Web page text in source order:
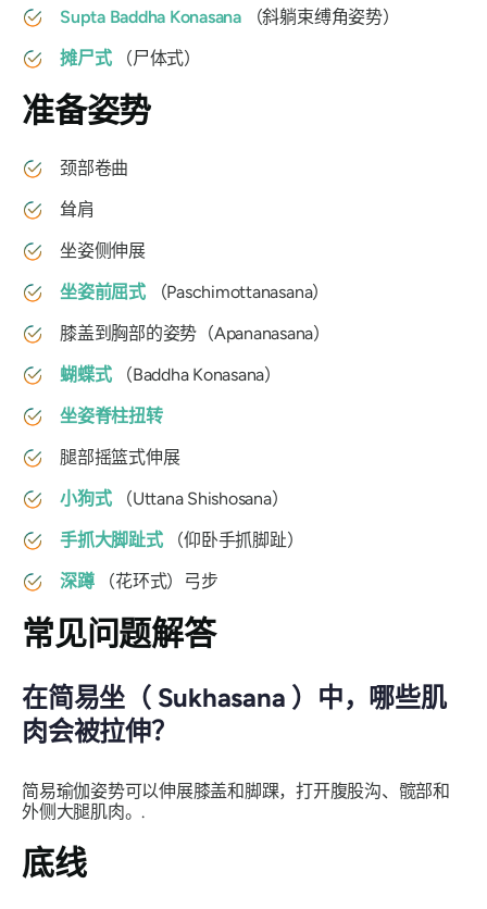
Supta Baddha Konasana（斜躺束缚角姿势）
摊尸式（尸体式）
准备姿势
颈部卷曲
耸肩
坐姿侧伸展
坐姿前屈式（Paschimottanasana）
膝盖到胸部的姿势（Apananasana）
蝴蝶式（Baddha Konasana）
坐姿脊柱扭转
腿部摇篮式伸展
小狗式（Uttana Shishosana）
手抓大脚趾式（仰卧手抓脚趾）
深蹲（花环式）弓步
常见问题解答
在简易坐（ Sukhasana ）中，哪些肌
肉会被拉伸？
简易瑜伽姿势可以伸展膝盖和脚踝，打开腹股沟、髋部和
外侧大腿肌肉。.
底线